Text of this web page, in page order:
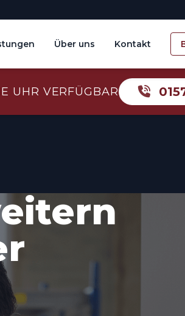
Über uns Kontakt
UHR VERFÜGBAR